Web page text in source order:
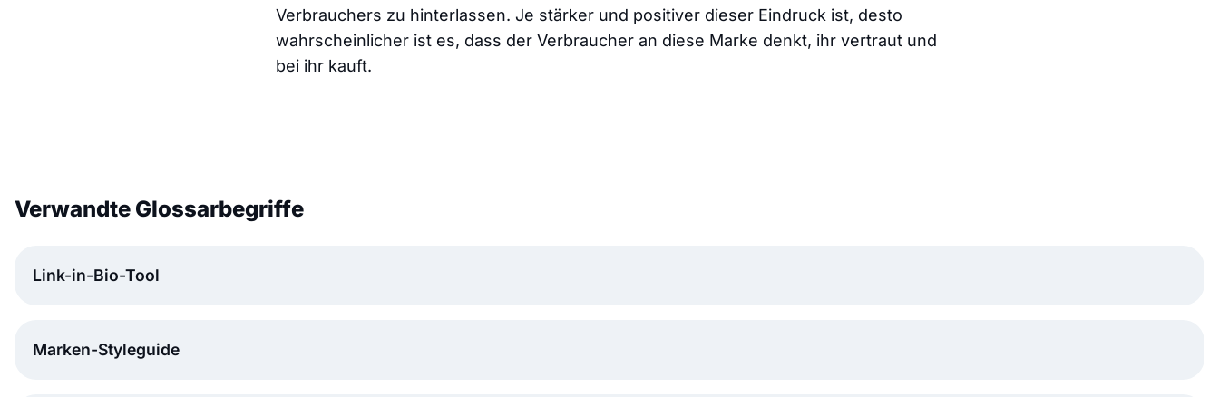
Verbrauchers zu hinterlassen. Je stärker und positiver dieser Eindruck ist, desto
wahrscheinlicher ist es, dass der Verbraucher an diese Marke denkt, ihr vertraut und
bei ihr kauft.
Verwandte Glossarbegriffe
Link-in-Bio-Tool
Marken-Styleguide